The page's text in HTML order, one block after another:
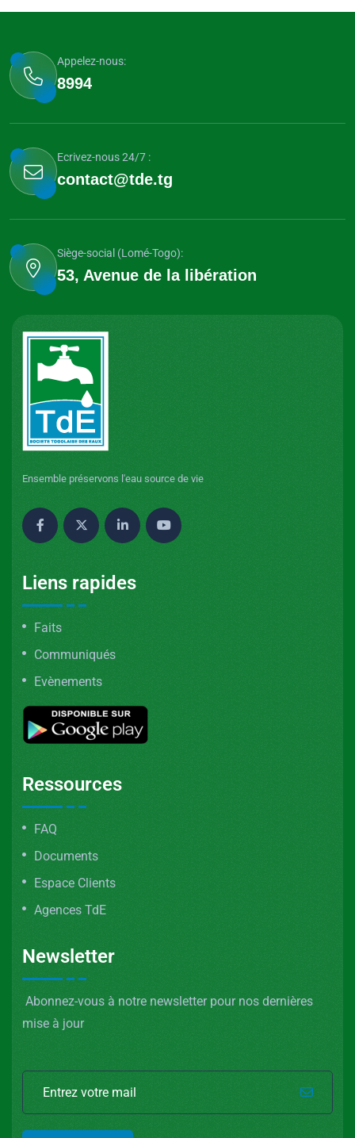
Appelez-nous:
8994
Ecrivez-nous 24/7 :
contact@tde.tg
Siège-social (Lomé-Togo):
53, Avenue de la libération
Ensemble préservons l'eau source de vie
Liens rapides
Faits
Communiqués
Evènements
Ressources
FAQ
Documents
Espace Clients
Agences TdE
Newsletter
Abonnez-vous à notre newsletter pour nos dernières
mise à jour